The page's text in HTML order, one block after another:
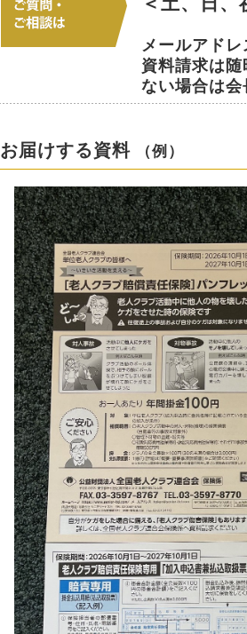
メールアド
資料請求は
ない場合は
お届けする資料 （例）